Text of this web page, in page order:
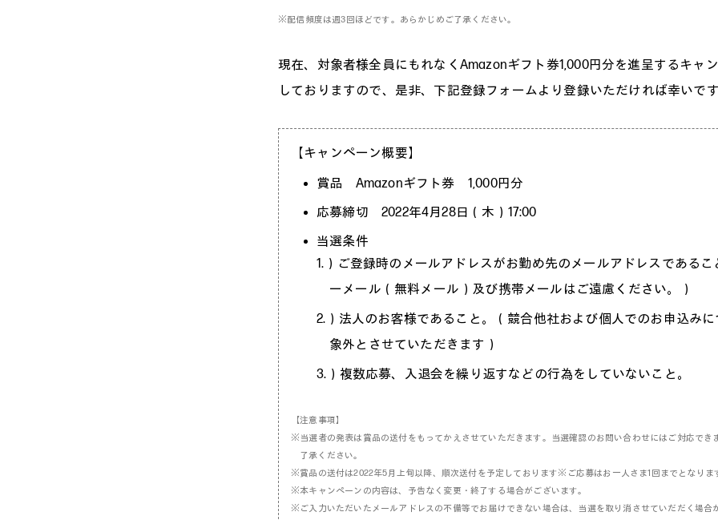
※配信頻度は週3回ほどです。あらかじめご了承ください。
現在、対象者様全員にもれなくAmazonギフト券1,000円分を進呈するキャ
しておりますので、是非、下記登録フォームより登録いただければ幸いです
【キャンペーン概要】
賞品 Amazonギフト券 1,000円分
応募締切 2022年4月28日（木）17:00
当選条件
1.）ご登録時のメールアドレスがお勤め先のメールアドレスであるこ
ーメール（無料メール）及び携帯メールはご遠慮ください。）
2.）法人のお客様であること。（競合他社および個人でのお申込み
象外とさせていただきます）
3.）複数応募、入退会を繰り返すなどの行為をしていないこと。
【注意事項】
※当選者の発表は賞品の送付をもってかえさせていただきます。当選確認のお問い合わせにはご対応でき
了承ください。
※賞品の送付は2022年5月上旬以降、順次送付を予定しております※ご応募はお一人さま1回までとなりま
※本キャンペーンの内容は、予告なく変更・終了する場合がございます。
※ご入力いただいたメールアドレスの不備等でお届けできない場合は、当選を取り消させていだだく場合